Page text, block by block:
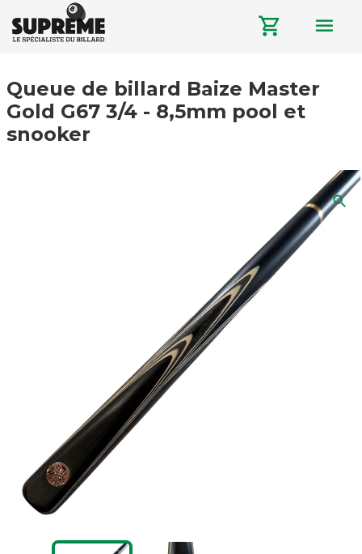
shopping_cart menu
Queue de billard Baize Master
Gold G67 3/4 - 8,5mm pool et
snooker
search